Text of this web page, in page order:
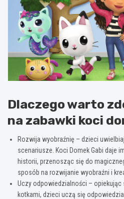
Dlaczego warto
na zabawki koci
Rozwija wyobraźnię – dzieci
scenariusze. Koci Domek Gabi daje
historii, przenosząc się do
sposób na rozwijanie wyobraźni i
Uczy odpowiedzialności – opiekując
kotkami, dzieci uczą się